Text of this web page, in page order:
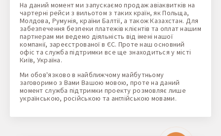
На даний момент ми запускаємо продаж авіаквитків на
чартерні рейси з вильотом з таких країн, як Польща,
Молдова, Румунія, країни Балтії, а також Казахстан. Для
забезпечення безпеки платежів клієнтів та оплат нашим
партнерам ми ведемо діяльність від імені нашої
компанії, зареєстрованої в ЄС. Проте наш основний
офіс та служба підтримки все ще знаходиться у місті
Київ, Україна.
Ми обов'язково в найближчому майбутньому
заговоримо з Вами Вашою мовою, проте на даний
момент служба підтримки проекту розмовляє лише
українською, російською та англійською мовами.